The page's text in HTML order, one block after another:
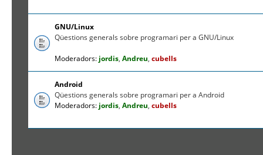
GNU/Linux
Qüestions generals sobre programari per a GNU/Linux
Moderadors: jordis,Andreu,cubells
Android
Qüestions generals sobre programari per a Android
Moderadors: jordis,Andreu,cubells